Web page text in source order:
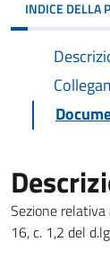
INDICE DELLA
Sezione
16, c. 1,2 del